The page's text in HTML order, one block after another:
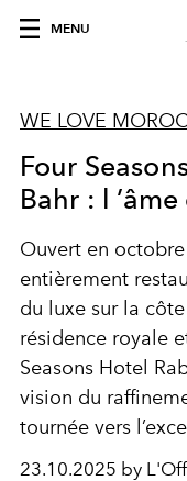
MENU
WE LOVE
Four
Bahr : l
Ouvert en
entièrement
du luxe sur la
résidence royale
Seasons Hotel
vision du
tournée vers
23.10.2025 by